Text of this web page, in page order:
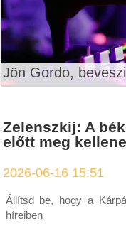
Jön Gordo,
Zelenszkij: A
előtt meg
2026-06-16 15:51
Állítsd be, hogy a
híreiben